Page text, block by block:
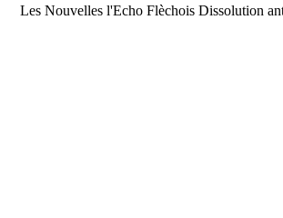
Les Nouvelles l'Echo Flèchois Dissolution